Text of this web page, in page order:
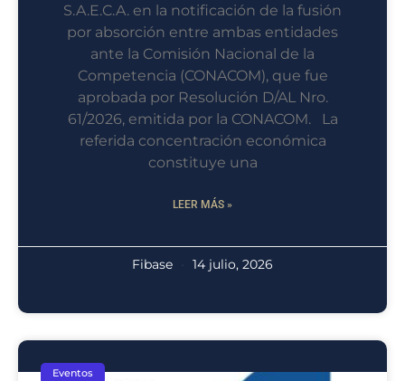
S.A.E.C.A. en la notificación de la fusión
por absorción entre ambas entidades
ante la Comisión Nacional de la
Competencia (CONACOM), que fue
aprobada por Resolución D/AL Nro.
61/2026, emitida por la CONACOM. La
referida concentración económica
constituye una
LEER MÁS »
Fibase 14 julio, 2026
Eventos